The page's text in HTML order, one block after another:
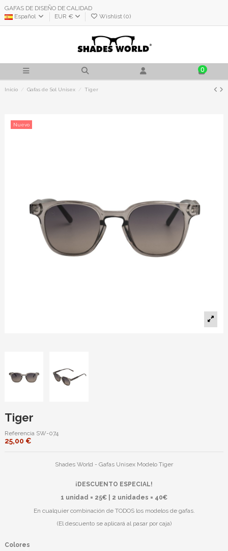
GAFAS DE DISEÑO DE CALIDAD
Español
EUR € Wishlist (0)
0
Inicio Gafas de Sol Unisex Tiger
Nuevo
Tiger
Referencia SW-074
25,00 €
Shades World - Gafas Unisex Modelo Tiger
¡DESCUENTO ESPECIAL!
1 unidad = 25€ | 2 unidades = 40€
En cualquier combinación de TODOS los modelos de gafas.
(El descuento se aplicará al pasar por caja)
Colores